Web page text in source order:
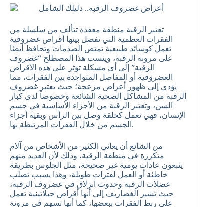
تعتبر الرقبة منطقة معقدة تتألف من سلسلة من
الفقرات العظمية التي تفصل بينها أقراص غضروفية
تعمل كوسائد طبيعية تمتص الصدمات وتحافظ أيضًا
على مرونة الرقبة، وينسب هذا المصطلح “غضروف
الرقبة” إلى أي مشكلة تؤثر على هذه الأقراص
الغضروفية أو المفاصل المتواجدة بين الفقرات، مما
يؤدي إلى ظهور أعراض مزعجة؛ حيث يعتبر غضروف
الرقبة من المشاكل الصحية الشائعة وخصوصاً لدى كبار
السن، وتعتبر الرقبة من الأجزاء الأساسية في جسم
الإنسان، فهي تعمل كحلقة وصل بين الرأس وبقية أجزاء
الجسم من خلال الفقرات المرتبطة بها.
من الشائع أن يعاني الكثير من الأشخاص من آلام
متكررة في منطقة الرقبة، وذلك لأن العديد منهم
يتبعون عادات يومية غير صحيحة، مثل الجلوس بطريقة
خاطئة أو العمل لفترات طويلة، وهذا يسبب تصلب
عضلات الرقبة وحدوث انزلاق في غضروف الرقبة،
حيث تشير الغضاريف إلى أنها أقراص جيلاتينية تعمل
على ربط الفقرات ببعضها، كما أنها تسهم في مرونة